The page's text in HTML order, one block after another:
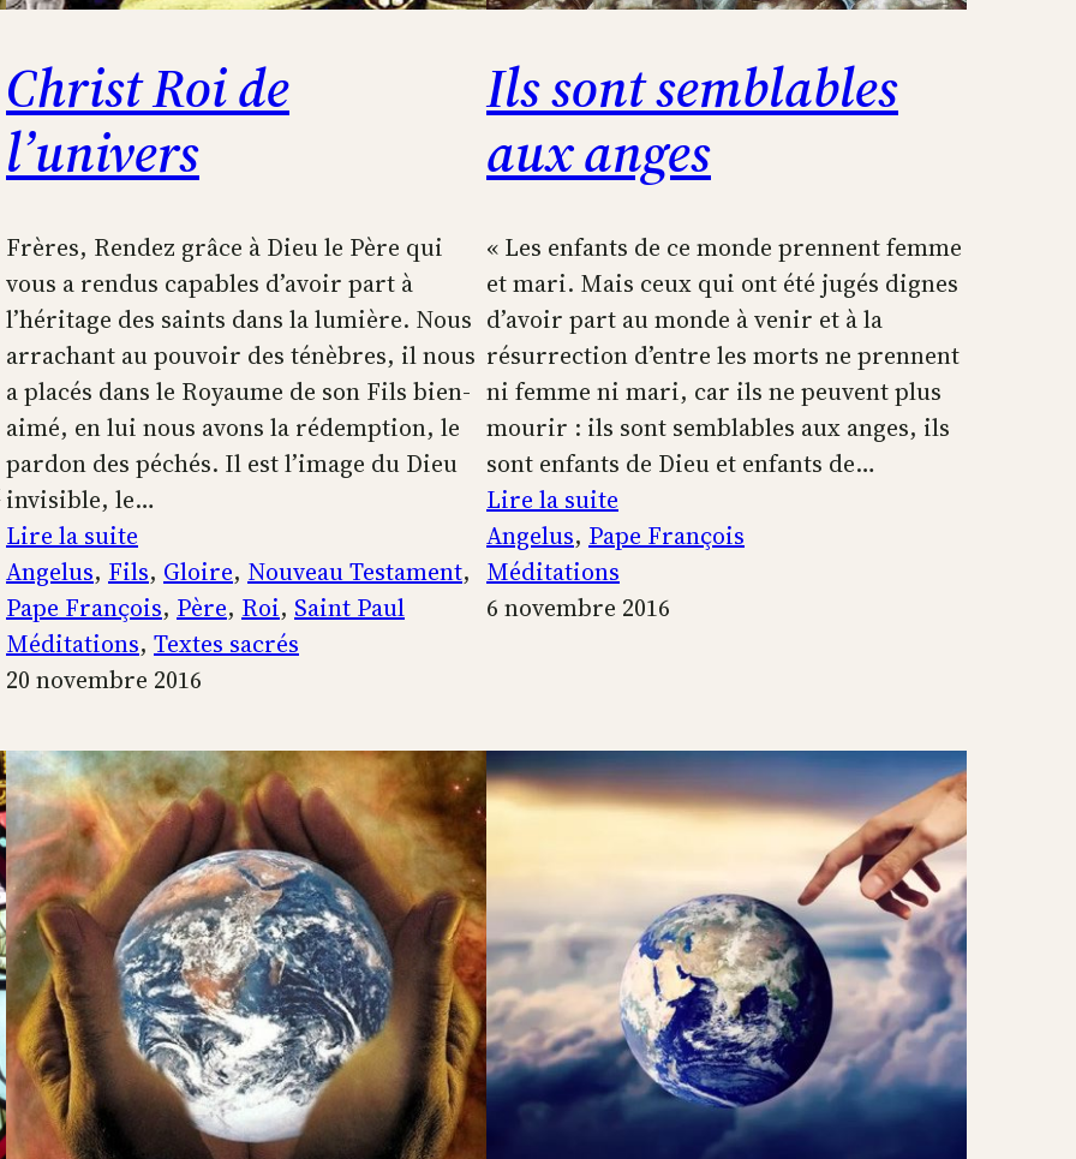
Christ Roi de
l’univers
Frères, Rendez grâce à Dieu le Père qui
vous a rendus capables d’avoir part à
l’héritage des saints dans la lumière. Nous
arrachant au pouvoir des ténèbres, il nous
a placés dans le Royaume de son Fils bien-
aimé, en lui nous avons la rédemption, le
pardon des péchés. Il est l’image du Dieu
invisible, le…
Lire la suite
Christ
Roi
de
l’univers
Angelus, Fils, Gloire, Nouveau Testament
Pape François, Père, Roi, Saint Paul
Méditations, Textes sacrés
20 novembre 2016
Ils sont semblables
aux anges
« Les enfants de ce monde prennent femme
et mari. Mais ceux qui ont été jugés dignes
d’avoir part au monde à venir et à la
résurrection d’entre les morts ne prennent
ni femme ni mari, car ils ne peuvent plus
mourir : ils sont semblables aux anges, ils
sont enfants de Dieu et enfants de…
Lire la suite
Ils
sont
semblables
Angelus, Pape François
Méditations
6 novembre 2016